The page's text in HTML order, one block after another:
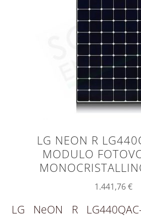
LG NEON R
MODULO
1.441,76€
LG NeON R